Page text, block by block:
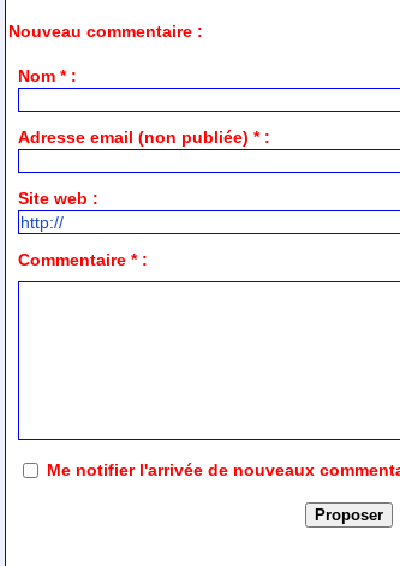
Nouveau commentaire :
Nom * :
Adresse email (non publiée) * :
Site web :
Commentaire * :
Me notifier l'arrivée de nouveaux